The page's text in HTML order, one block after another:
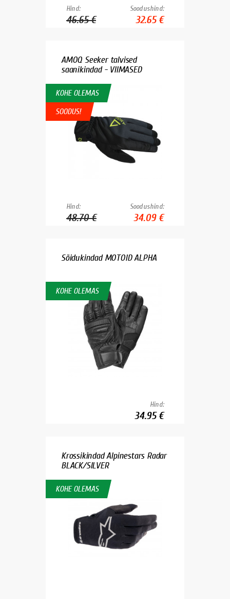
Hind:
46.65 €
Soodushind:
32.65 €
AMOQ Seeker talvised
saanikindad - VIIMASED
KOHE OLEMAS
SOODUS!
Hind:
48.70 €
Soodushind:
34.09 €
Sõidukindad MOTOID ALPHA
KOHE OLEMAS
Hind:
34.95 €
Krossikindad Alpinestars Radar
BLACK/SILVER
KOHE OLEMAS